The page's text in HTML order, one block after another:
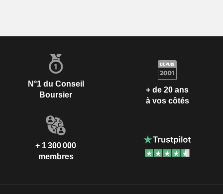
N°1 du Conseil
Boursier
+ de 20 ans
à vos côtés
+ 1 300 000
membres